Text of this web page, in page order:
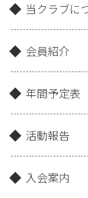
当クラブに
会員紹介
年間予定表
活動報告
入会案内